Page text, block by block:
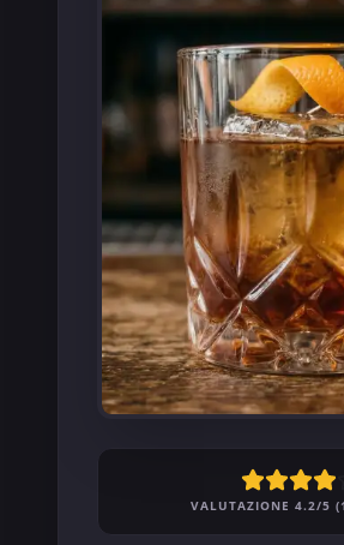
VALUTAZIONE 4.2/5